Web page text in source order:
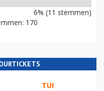
6% (11 stemmen)
170
TUI